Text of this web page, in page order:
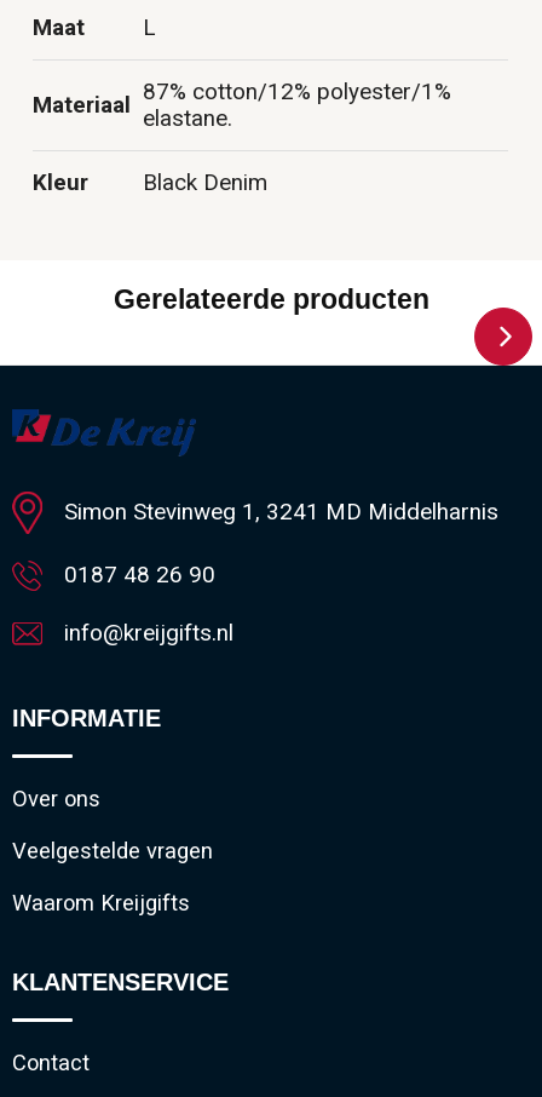
Maat L
Materiaal
87% cotton/12% polyester/1%
elastane.
Kleur Black Denim
Gerelateerde producten
Simon Stevinweg 1, 3241 MD Middelharnis
0187 48 26 90
info@kreijgifts.nl
INFORMATIE
Over ons
Veelgestelde vragen
Waarom Kreijgifts
KLANTENSERVICE
Contact